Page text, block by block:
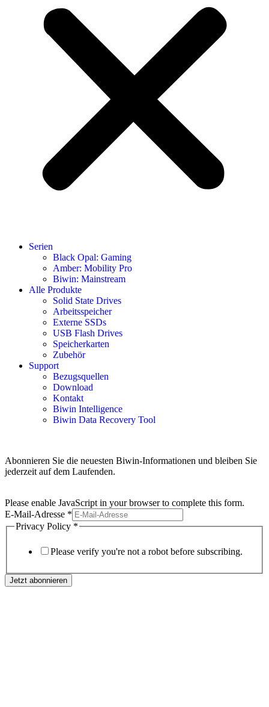
Serien
Black Opal: Gaming
Amber: Mobility Pro
Biwin: Mainstream
Alle Produkte
Solid State Drives
Arbeitsspeicher
Externe SSDs
USB Flash Drives
Speicherkarten
Zubehör
Support
Bezugsquellen
Download
Kontakt
Biwin Intelligence
Biwin Data Recovery Tool
Abonnieren Sie die neuesten Biwin-Informationen und bleiben Sie
jederzeit auf dem Laufenden.
Please enable JavaScript in your browser to complete this form.
E-Mail-Adresse *
Privacy Policy *
Please verify you're not a robot before subscribing.
Jetzt abonnieren